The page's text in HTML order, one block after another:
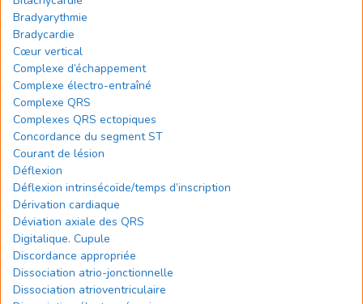
Bradyarythmie
Bradycardie
Cœur vertical
Complexe d’échappement
Complexe électro-entraîné
Complexe QRS
Complexes QRS ectopiques
Concordance du segment ST
Courant de lésion
Déflexion
Déflexion intrinsécoïde/temps d’inscription
Dérivation cardiaque
Déviation axiale des QRS
Digitalique. Cupule
Discordance appropriée
Dissociation atrio-jonctionnelle
Dissociation atrioventriculaire